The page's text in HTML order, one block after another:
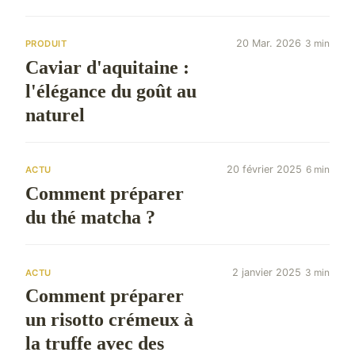
PRODUIT
Caviar d'aquitaine :
l'élégance du goût au
naturel
20 Mar. 2026 3 min
ACTU
Comment préparer
du thé matcha ?
20 février 2025 6 min
ACTU
Comment préparer
un risotto crémeux à
la truffe avec des
2 janvier 2025 3 min